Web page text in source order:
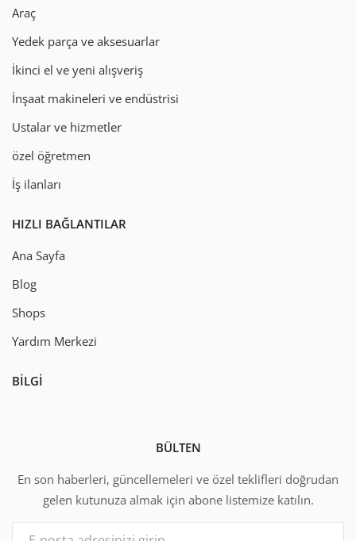
Araç
Yedek parça ve aksesuarlar
İkinci el ve yeni alışveriş
İnşaat makineleri ve endüstrisi
Ustalar ve hizmetler
özel öğretmen
İş ilanları
HIZLI BAĞLANTILAR
Ana Sayfa
Blog
Shops
Yardım Merkezi
BILGI
BÜLTEN
En son haberleri, güncellemeleri ve özel teklifleri doğrudan
gelen kutunuza almak için abone listemize katılın.